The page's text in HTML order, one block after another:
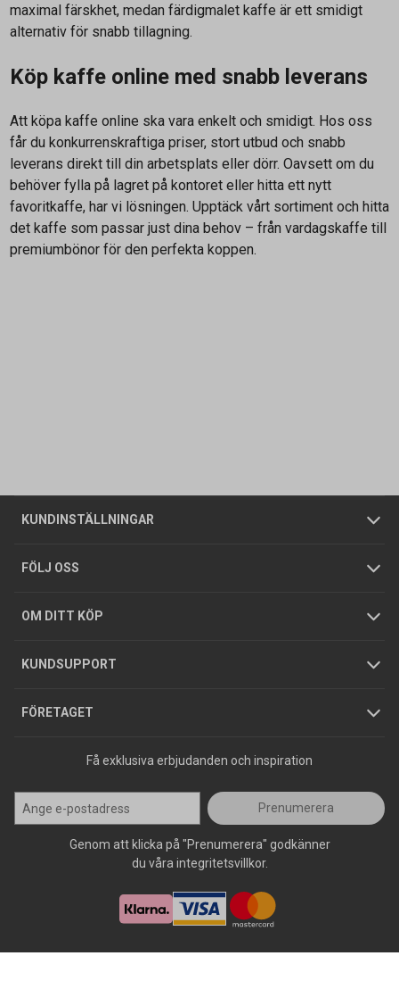
maximal färskhet, medan färdigmalet kaffe är ett smidigt
alternativ för snabb tillagning.
Köp kaffe online med snabb leverans
Att köpa kaffe online ska vara enkelt och smidigt. Hos oss
får du konkurrenskraftiga priser, stort utbud och snabb
leverans direkt till din arbetsplats eller dörr. Oavsett om du
behöver fylla på lagret på kontoret eller hitta ett nytt
favoritkaffe, har vi lösningen. Upptäck vårt sortiment och hitta
det kaffe som passar just dina behov – från vardagskaffe till
premiumbönor för den perfekta koppen.
KUNDINSTÄLLNINGAR
Företagskund / Privatkund
FÖLJ OSS
OM DITT KÖP
Allmänna försäljningsvillkor
Integritetspolicy
GDPR
KUNDSUPPORT
Butiker
Foldrar och kataloger
Köpguider
Varumärken
FÖRETAGET
Om oss
Tjänster
Hållbarhet
Jobba hos oss
Press
Få exklusiva erbjudanden och inspiration
Prenumerera
Genom att klicka på "Prenumerera" godkänner
du våra integritetsvillkor.